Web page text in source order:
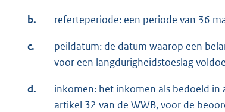
b. referteperiode: een periode van 36
c.
peildatum: de datum waarop een
voor een langdurigheidstoeslag
d.
inkomen: het inkomen als bedoeld in
artikel 32 van de WWB, voor de